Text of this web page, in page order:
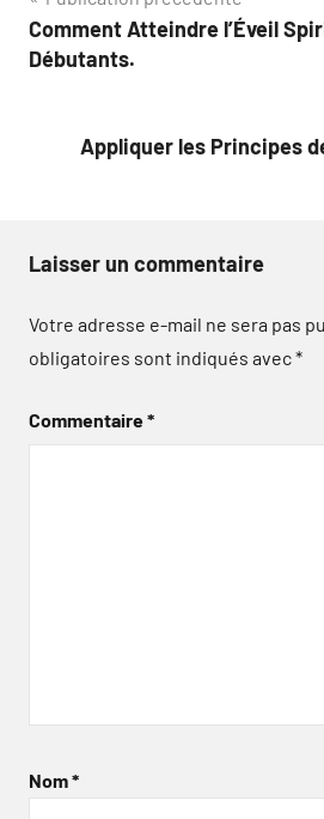
de
Comment Atteindre l’Éveil
Débutants.
Appliquer les Principes
Laisser un commentaire
Votre adresse e-mail ne sera pas
obligatoires sont indiqués avec*
Commentaire*
Nom*